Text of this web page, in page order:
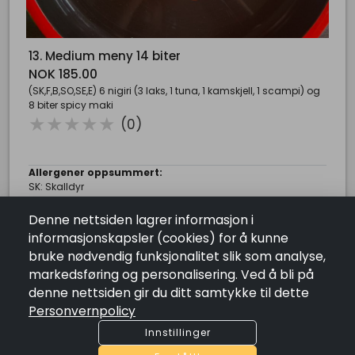
13. Medium meny 14 biter
NOK 185.00
(SK,F,B,SO,SE,E) 6 nigiri (3 laks, 1 tuna, 1 kamskjell, 1 scampi) og
8 biter spicy maki
( )
★
( ) ★
( ) ★
( ) ★
( ) ★ (0)
Antall remove add
Allergener oppsummert:
SK: Skalldyr
F: Fisk
B: Bløtdyr
SE: Sesamfrø
E: Egg
Anmeldelser
Lenker
Kontakt Oss
Salgsbetingelser
Angrerett
Personvernpolicy
Åpningstider
Mandag:
14:15 - 20:30
Tirsdag:14:15 - 20:30
Fredag:14:15 - 21:30
Lørdag:14:15 - 21:30
Maitree Thai og Sushi Restaurant
Velkommen til Maitree Thai & Sushi Restaurant sin online
Nettbutikk. Bestill dine take-away retter her og hent dem i
restauranten til avtalt tid.
Trykk Her For Bordreservasjon!
Denne nettsiden lagrer informasjon i
informasjonskapsler (cookies) for å kunne
bruke nødvendig funksjonalitet slik som analyse,
markedsføring og personalisering. Ved å bli på
denne nettsiden gir du ditt samtykke til dette
Personvernpolicy
Innstillinger